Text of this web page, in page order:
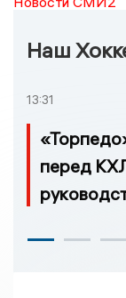
Наш
13:31
перед